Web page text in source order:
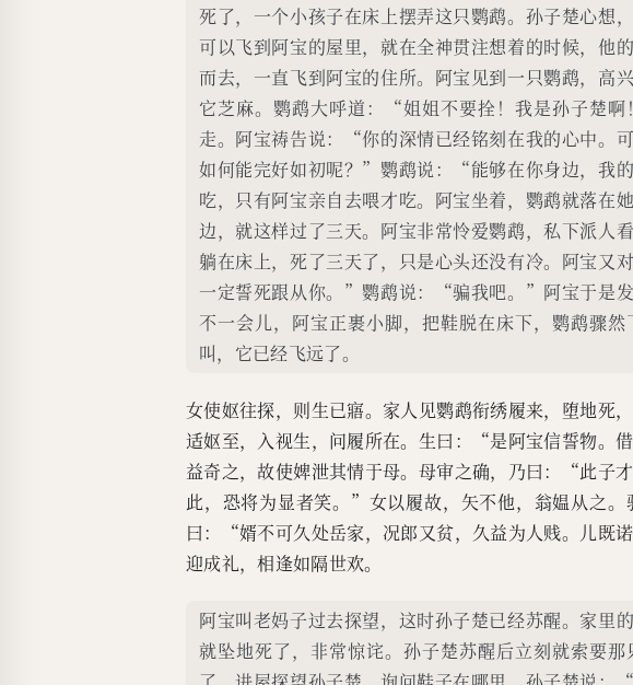
死了，一个小孩子在床上摆弄这只鹦鹉。孙子楚心想
可以飞到阿宝的屋里，就在全神贯注想着的时候，他
而去，一直飞到阿宝的住所。阿宝见到一只鹦鹉，高
它芝麻。鹦鹉大呼道：“姐姐不要拴！我是孙子楚
走。阿宝祷告说：“你的深情已经铭刻在我的心中。
如何能完好如初呢？”鹦鹉说：“能够在你身边，我
吃，只有阿宝亲自去喂才吃。阿宝坐着，鹦鹉就落在
边，就这样过了三天。阿宝非常怜爱鹦鹉，私下派人
躺在床上，死了三天了，只是心头还没有冷。阿宝又
一定誓死跟从你。”鹦鹉说：“骗我吧。”阿宝于是发
不一会儿，阿宝正裹小脚，把鞋脱在床下，鹦鹉骤
叫，它已经飞远了。
女使妪往探，则生已寤。家人见鹦鹉衔绣履来，堕地死
适妪至，入视生，问履所在。生曰：“是阿宝信誓物。
益奇之，故使婢泄其情于母。母审之确，乃曰：“此子
此，恐将为显者笑。”女以履故，矢不他，翁媪从之
曰：“婿不可久处岳家，况郎又贫，久益为人贱。儿既
迎成礼，相逢如隔世欢。
阿宝叫老妈子过去探望，这时孙子楚已经苏醒。家里
就坠地死了，非常惊诧。孙子楚苏醒后立刻就索要